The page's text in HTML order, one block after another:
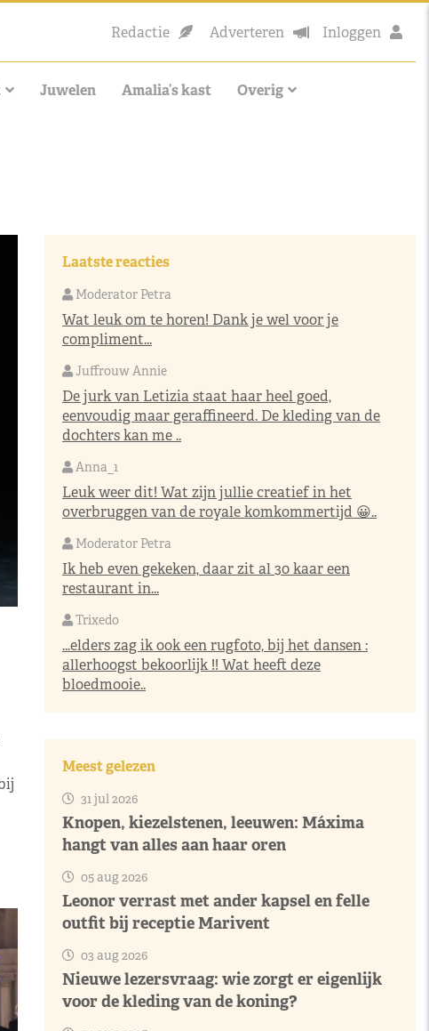
Redactie Adverteren Inloggen
Juwelen Amalia’s kast Overig
Laatste reacties
Moderator Petra
Wat leuk om te horen! Dank je wel voor je
compliment...
Juffrouw Annie
De jurk van Letizia staat haar heel goed,
eenvoudig maar geraffineerd. De kleding van de
dochters kan me ..
Anna_1
Leuk weer dit! Wat zijn jullie creatief in het
overbruggen van de royale komkommertijd 😀..
Moderator Petra
Ik heb even gekeken, daar zit al 30 kaar een
restaurant in...
Trixedo
...elders zag ik ook een rugfoto, bij het dansen :
allerhoogst bekoorlijk !! Wat heeft deze
bloedmooie..
Meest gelezen
31 jul 2026
Knopen, kiezelstenen, leeuwen: Máxima
hangt van alles aan haar oren
05 aug 2026
Leonor verrast met ander kapsel en felle
outfit bij receptie Marivent
03 aug 2026
Nieuwe lezersvraag: wie zorgt er eigenlijk
voor de kleding van de koning?